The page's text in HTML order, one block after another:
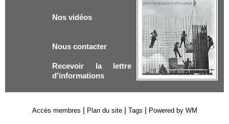
Nos vidéos
Nous contacter
Recevoir la lettre
d'informations
Accès membres | Plan du site | Tags | Powered by WM